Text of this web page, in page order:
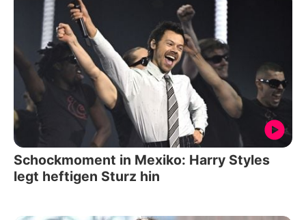
Schockmoment in Mexiko: Harry Styles
legt heftigen Sturz hin